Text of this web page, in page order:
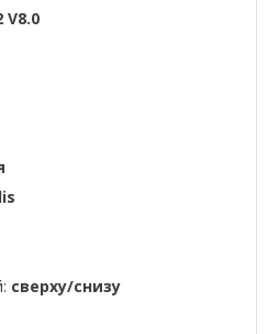
V8.0
сверху/снизу